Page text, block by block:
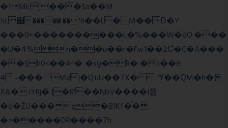
�1ME[���$a��M
5L΋�����.��'h��L�M��Ɖ�Y
���0˂����������L�%���W�dO.���
�U�4%n��u��r�Fw1��2Ɠ�C�A���
��$h0<��A^�ʿ�sƍ�R� �͗k��8
4~��� Mv|�QъU��7X�. 'Ү��ԚM�h�돝
X&�.rYRj�.{�R'��NbV����I쯆
�d�ŽU��� g�B1Kf�̈́�
�>�����DR����7h